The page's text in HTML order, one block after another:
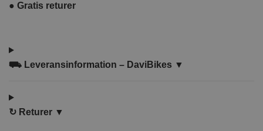
● Gratis returer
⛟ Leveransinformation – DaviBikes ▼
↻ Returer ▼